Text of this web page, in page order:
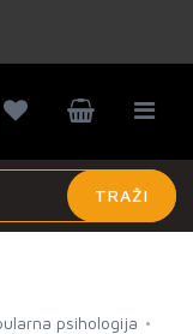
TRAŽI
psihologija